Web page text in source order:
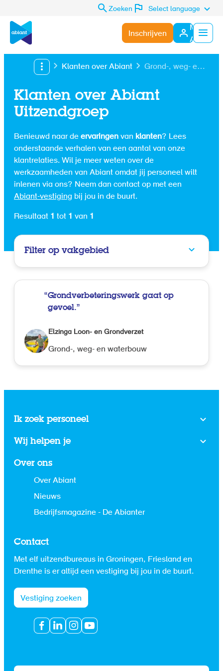
Zoeken Select language
Inschrijven
Mijn
Abiant
Klanten over Abiant
Grond-, weg- en
Klanten over Abiant
Uitzendgroep
Benieuwd naar de ervaringen van klanten? Lees
onderstaande verhalen van een aantal van onze
klantrelaties. Wil je meer weten over de
werkzaamheden van Abiant omdat jij personeel wilt
inlenen via ons? Neem dan contact op met een
Abiant-vestiging bij jou in de buurt.
Resultaat 1 tot 1 van 1
Filter op vakgebied
Grondverbeteringswerk gaat op
gevoel.
Elzinga Loon- en Grondverzet
Grond-, weg- en waterbouw
Ik zoek personeel
Wij helpen je
Over ons
Over Abiant
Nieuws
Bedrijfsmagazine - De Abianter
Contact
Met elf uitzendbureaus in Groningen, Friesland en
Drenthe is er altijd een vestiging bij jou in de buurt.
Vestiging zoeken